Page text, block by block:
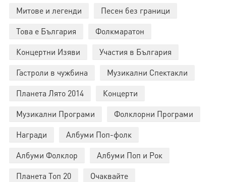
Митове и легенди
Песен без граници
Това е България
Фолкмаратон
Концертни Изяви
Участия в България
Гастроли в чужбина
Музикални Спектакли
Планета Лято 2014
Концерти
Музикални Програми
Фолклорни Програми
Награди
Албуми Поп-фолк
Албуми Фолклор
Албуми Поп и Рок
Планета Топ 20
Очаквайте